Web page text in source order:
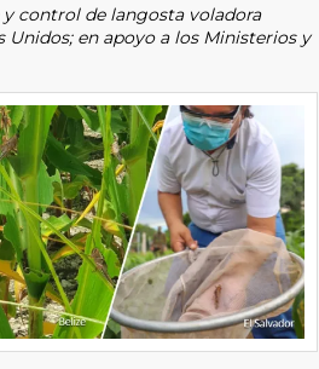
control de langosta voladora
Unidos; en apoyo a los Ministerios y